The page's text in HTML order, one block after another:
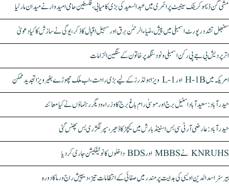
مشی گن ڈیموکریٹک سینیٹ پرائمری میں عبدالسعید کی بڑی کامیابی، فلسطین حامی امیدوار نے میدان مار لیا
سنبھل تشدد رپورٹ اسمبلی میں پیش، ضیاء الرحمٰن برق اور سہیل اقبال کا ذکر، یوگی نے سازش کا کیا دعویٰ
اتر پردیش بی جے پی رکن اسمبلی ونود سنگھ پر خاتون کے سنگین الزامات
امریکہ میں H-1B اور L-1 ویزا ہولڈرز کے لیے بڑی راحت، اب ملک چھوڑے بغیر ویزا تجدید ممکن
حیدرآباد: سعیدآباد اسٹیل برج اور موسیٰ رام باغ برج کا وزراء و دیگر رہنماؤں نے کیا معائنہ
حیدرآباد: عارضی آر ٹی سی بس اسٹینڈ بارش میں کیچڑ کا ڈھیر، سپر لگژری بس پھنس گئی
KNRUHS نے MBBS اور BDS داخلوں کا نوٹیفکیشن جاری کر دیا
بیرسٹر اسدالدین اویسی کی ہدایت پر مندر میں صفائی کے انتظامات تیز، دیپیش راج ورما کا دورہ